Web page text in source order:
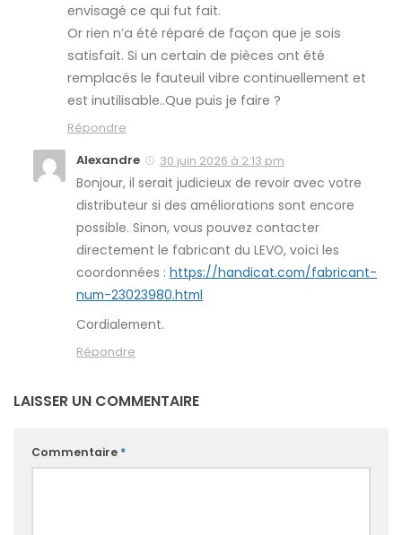
envisagé ce qui fut fait.
Or rien n’a été réparé de façon que je sois
satisfait. Si un certain de pièces ont été
remplacés le fauteuil vibre continuellement et
est inutilisable..Que puis je faire ?
Répondre
Alexandre
30 juin 2026 à 2:13 pm
Bonjour, il serait judicieux de revoir avec votre
distributeur si des améliorations sont encore
possible. Sinon, vous pouvez contacter
directement le fabricant du LEVO, voici les
coordonnées : https://handicat.com/fabricant-
num-23023980.html
Cordialement.
Répondre
LAISSER UN COMMENTAIRE
Commentaire *